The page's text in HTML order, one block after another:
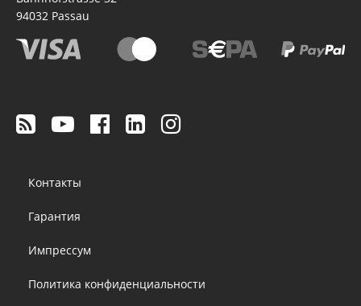
94032 Passau
menu
Контакты
Гарантия
Импрессум
Политика конфиденциальности